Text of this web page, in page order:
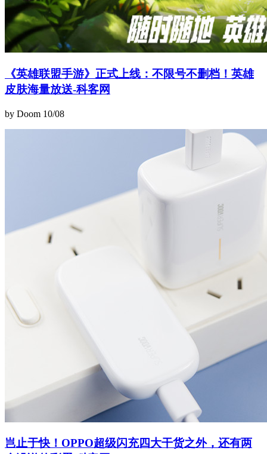
《英雄联盟手游》正式上线：不限号不删档！英雄
皮肤海量放送-科客网
by Doom 10/08
岂止于快！OPPO超级闪充四大干货之外，还有两